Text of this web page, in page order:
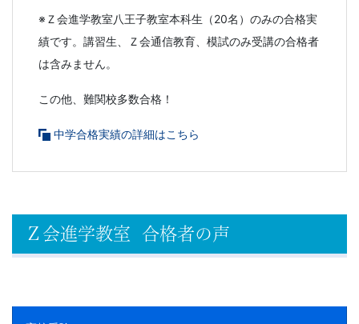
※Ｚ会進学教室八王子教室本科生（20名）のみの合格実
績です。講習生、Ｚ会通信教育、模試のみ受講の合格者
は含みません。
この他、難関校多数合格！
中学合格実績の詳細はこちら
Ｚ会進学教室 合格者の声